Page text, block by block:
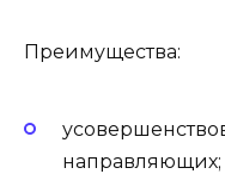
Преимущества:
направляющих;